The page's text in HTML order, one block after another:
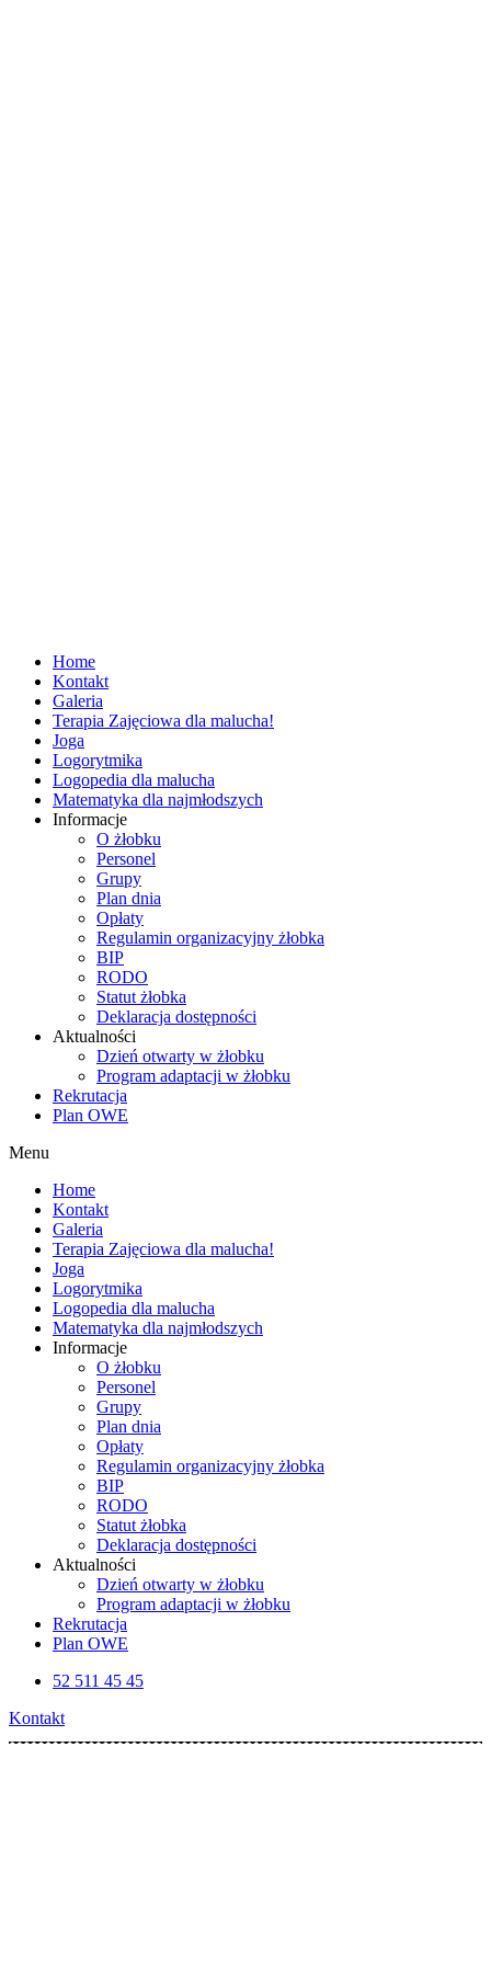
Home
Kontakt
Galeria
Terapia Zajęciowa dla malucha!
Joga
Logorytmika
Logopedia dla malucha
Matematyka dla najmłodszych
Informacje
O żłobku
Personel
Grupy
Plan dnia
Opłaty
Regulamin organizacyjny żłobka
BIP
RODO
Statut żłobka
Deklaracja dostępności
Aktualności
Dzień otwarty w żłobku
Program adaptacji w żłobku
Rekrutacja
Plan OWE
Menu
Home
Kontakt
Galeria
Terapia Zajęciowa dla malucha!
Joga
Logorytmika
Logopedia dla malucha
Matematyka dla najmłodszych
Informacje
O żłobku
Personel
Grupy
Plan dnia
Opłaty
Regulamin organizacyjny żłobka
BIP
RODO
Statut żłobka
Deklaracja dostępności
Aktualności
Dzień otwarty w żłobku
Program adaptacji w żłobku
Rekrutacja
Plan OWE
52 511 45 45
Kontakt